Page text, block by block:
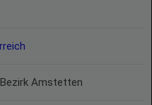
Amstetten